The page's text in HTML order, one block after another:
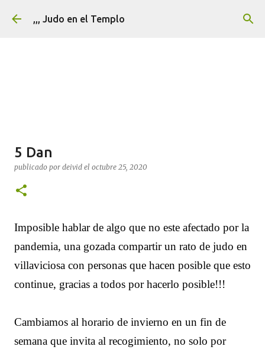
Ir al contenido principal
,,, Judo en el Templo
5 Dan
publicado por deivid el octubre 25, 2020
Imposible hablar de algo que no este afectado por la
pandemia, una gozada compartir un rato de judo en
villaviciosa con personas que hacen posible que esto
continue, gracias a todos por hacerlo posible!!!
Cambiamos al horario de invierno en un fin de
semana que invita al recogimiento, no solo por